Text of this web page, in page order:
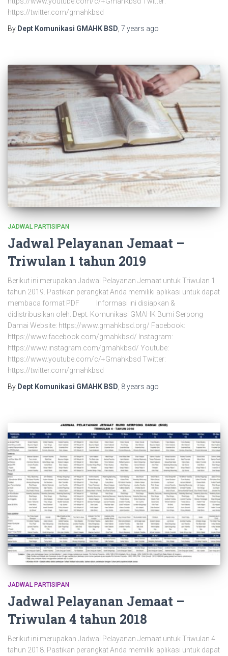
https://twitter.com/gmahkbsd
By Dept Komunikasi GMAHK BSD, 7 years ago
JADWAL PARTISIPAN
Jadwal Pelayanan Jemaat –
Triwulan 1 tahun 2019
Berikut ini merupakan Jadwal Pelayanan Jemaat untuk Triwulan 1
tahun 2019. Pastikan perangkat Anda memiliki aplikasi untuk dapat
membaca format PDF Informasi ini disiapkan &
didistribusikan oleh: Dept. Komunikasi GMAHK Bumi Serpong
Damai Website: https://www.gmahkbsd.org/ Facebook:
https://www.facebook.com/gmahkbsd/ Instagram:
https://www.instagram.com/gmahkbsd/ Youtube:
https://www.youtube.com/c/+Gmahkbsd Twitter:
https://twitter.com/gmahkbsd
By Dept Komunikasi GMAHK BSD 8 years ago
JADWAL PARTISIPAN
Jadwal Pelayanan Jemaat –
Triwulan 4 tahun 2018
Berikut ini merupakan Jadwal Pelayanan Jemaat untuk Triwulan 4
tahun 2018. Pastikan perangkat Anda memiliki aplikasi untuk dapat